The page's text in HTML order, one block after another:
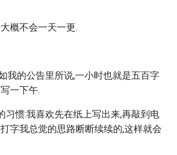
概不会一天一更.
我的公告里所说,一小时也就是五百字
一下午.
习惯:我喜欢先在纸上写出来,再敲到电
字我总觉的思路断断续续的,这样就会